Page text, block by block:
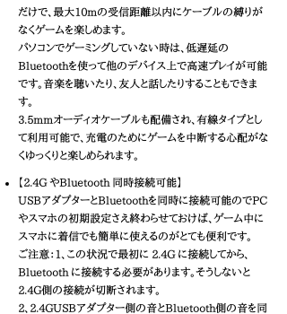
だけで、最大10mの受信距離以内にケーブルの縛りが
なくゲームを楽しめます。
パソコンでゲーミングしていない時は、低遅延の
Bluetoothを使って他のデバイス上で高速プレイが可能
です。音楽を聴いたり、友人と話したりすることもできま
す。
3.5mmオーディオケーブルも配備され、有線タイプとし
て利用可能で、充電のためにゲームを中断する心配がな
くゆっくりと楽しめられます。
【2.4G やBluetooth 同時接続可能】
USBアダプターとBluetoothを同時に接続可能のでPC
やスマホの初期設定さえ終わらせておけば、ゲーム中に
スマホに着信でも簡単に使えるのがとても便利です。
ご注意：1、この状況で最初に 2.4G に接続してから、
Bluetooth に接続する必要があります。そうしないと
2.4G側の接続が切断されます。
2、2.4GUSBアダプター側の音とBluetooth側の音を同